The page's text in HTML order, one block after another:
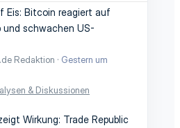
Eis: Bitcoin reagiert auf
schwachen US-
Redaktion
Gestern um
& Diskussionen
Wirkung: Trade Republic